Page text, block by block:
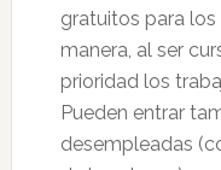
gratuitos para
manera, al ser
prioridad los
Pueden entrar
desempleadas